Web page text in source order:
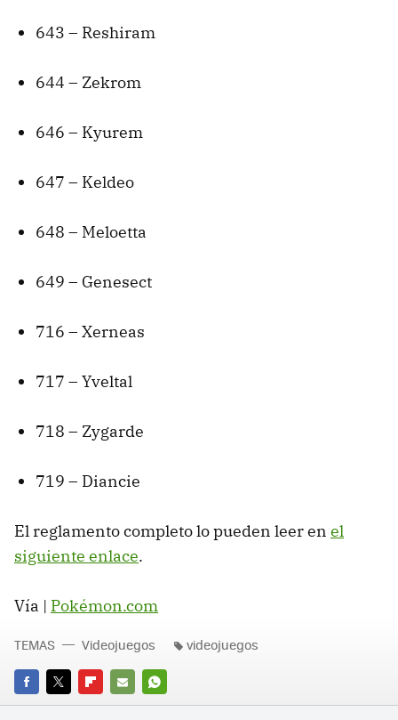
643 – Reshiram
644 – Zekrom
646 – Kyurem
647 – Keldeo
648 – Meloetta
649 – Genesect
716 – Xerneas
717 – Yveltal
718 – Zygarde
719 – Diancie
El reglamento completo lo pueden leer en el
siguiente enlace.
Vía | Pokémon.com
FACEBOOK
TWITTERFLIPBOARD
E-
WHATSAPP
TEMAS Videojuegos videojuegos